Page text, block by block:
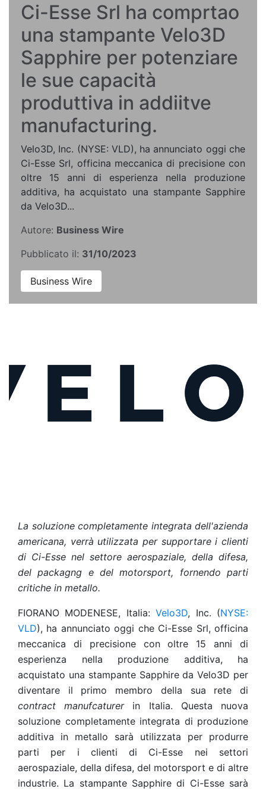
Ci-Esse Srl ha comprtao
una stampante Velo3D
Sapphire per potenziare
le sue capacità
produttiva in addiitve
manufacturing.
Velo3D, Inc. (NYSE: VLD), ha annunciato oggi che
Ci-Esse Srl, officina meccanica di precisione con
oltre 15 anni di esperienza nella produzione
additiva, ha acquistato una stampante Sapphire
da Velo3D...
Autore: Business Wire
Pubblicato il: 31/10/2023
Business Wire
La soluzione completamente integrata dell'azienda
americana, verrà utilizzata per supportare i clienti
di Ci-Esse nel settore aerospaziale, della difesa,
del packagng e del motorsport, fornendo parti
critiche in metallo.
FIORANO MODENESE, Italia:Velo3D, Inc. (NYSE:
VLD), ha annunciato oggi che Ci-Esse Srl, officina
meccanica di precisione con oltre 15 anni di
esperienza nella produzione additiva, ha
acquistato una stampante Sapphire da Velo3D per
diventare il primo membro della sua rete di
contract manufcaturerin Italia. Questa nuova
soluzione completamente integrata di produzione
additiva in metallo sarà utilizzata per produrre
parti per i clienti di Ci-Esse nei settori
aerospaziale, della difesa, del motorsport e di altre
industrie. La stampante Sapphire di Ci-Esse sarà